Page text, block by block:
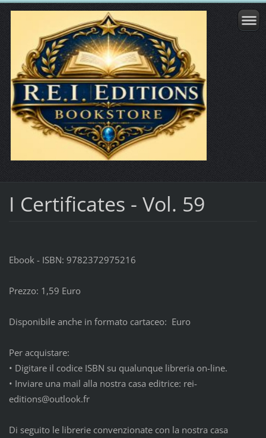
I Certificates - Vol. 59
Ebook - ISBN: 9782372975216
Prezzo: 1,59 Euro
Disponibile anche in formato cartaceo: Euro
Per acquistare:
• Digitare il codice ISBN su qualunque libreria on-line.
• Inviare una mail alla nostra casa editrice: rei-
editions@outlook.fr
Di seguito le librerie convenzionate con la nostra casa